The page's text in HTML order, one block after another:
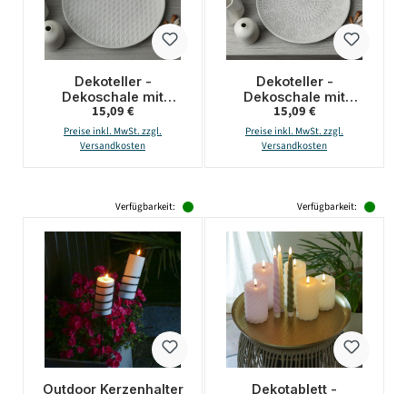
Dekoteller -
Dekoschale mit
Rautenmuster - MDF
Holz - D: 34,5cm -
weiß
Regulärer Preis:
15,09 €
Preise inkl. MwSt. zzgl.
Versandkosten
Dekoteller -
Dekoschale mit
Blumenmuster - MDF
Holz - D: 34,5cm -
weiß
Regulärer Preis:
15,09 €
Preise inkl. MwSt. zzgl.
Versandkosten
Verfügbarkeit:
Outdoor Kerzenhalter
Verfügbarkeit:
Dekotablett -